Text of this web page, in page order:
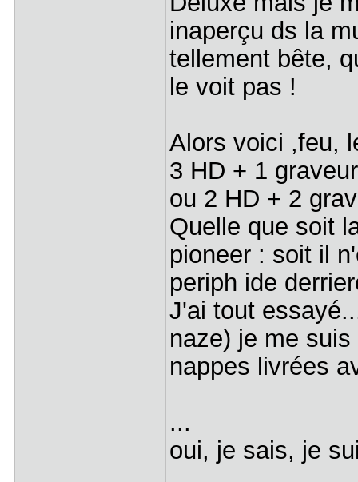
inaperçu ds la
tellement bête,
le voit pas !
Alors voici ,feu,
3 HD + 1
ou 2 HD + 2
Quelle que soit
pioneer : soit il
periph ide
J'ai tout
naze) je me
nappes livrées
...
oui, je sais, je